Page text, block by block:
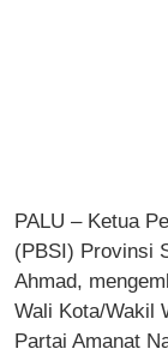
PALU – Ketua
(PBSI) Provinsi
Ahmad,
Wali Kota/Wakil
Partai Amanat